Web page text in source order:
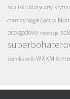
komiks historyczny
comics Nagle Comics
przygodowy recenzja
komiks wilk WKKM X-